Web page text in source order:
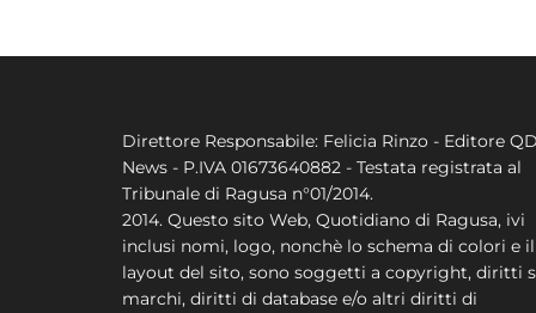
Direttore Responsabile: Felicia Rinzo - Editore
News - P.IVA 01673640882 - Testata registrata al
Tribunale di Ragusa n°01/2014.
2014. Questo sito Web, Quotidiano di Ragusa, ivi
inclusi nomi, logo, nonchè lo schema di colori e il
layout del sito, sono soggetti a copyright, diritti
marchi, diritti di database e/o altri diritti di